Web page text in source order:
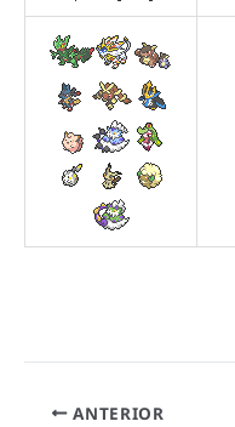
ANTERIOR